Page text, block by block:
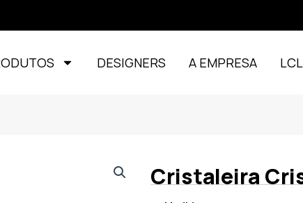
DESIGNERS A EMPRESA
Cristaleira